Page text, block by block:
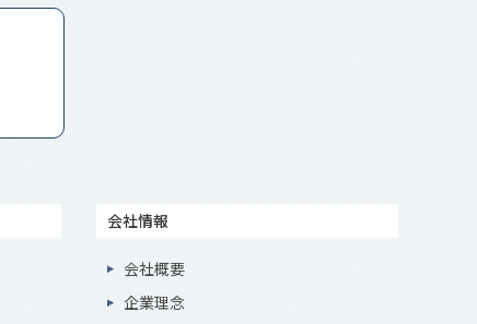
会社情報
会社概要
企業理念